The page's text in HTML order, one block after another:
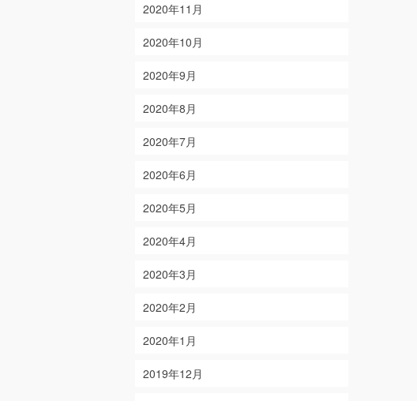
2020年11月
2020年10月
2020年9月
2020年8月
2020年7月
2020年6月
2020年5月
2020年4月
2020年3月
2020年2月
2020年1月
2019年12月